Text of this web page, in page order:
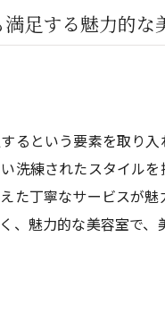
足する魅力的な
るという要素を取り
洗練されたスタイル
た丁寧なサービスが
、魅力的な美容室で、